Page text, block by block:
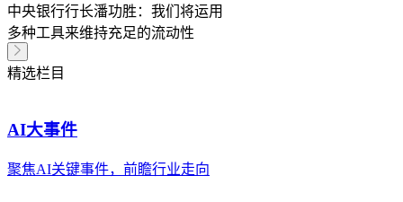
中央银行行长潘功胜：我们将运用
多种工具来维持充足的流动性
精选栏目
AI大事件
聚焦AI关键事件，前瞻行业走向